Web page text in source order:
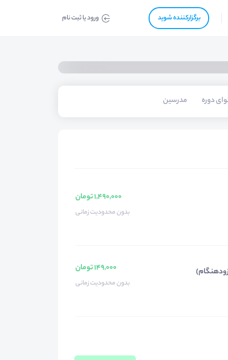
برگزار‌‌کننده شوید ورود یا ثبت نام
دوره مدرسین
1,490,000 تومان
بدون محدودیت زمانی
149,000 تومان
بدون محدودیت زمانی